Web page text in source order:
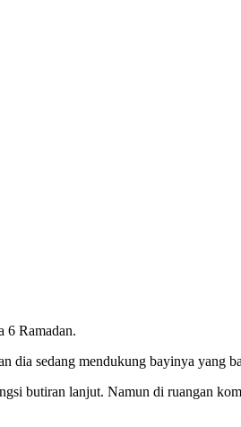
6 Ramadan.
dia sedang mendukung bayinya yang
butiran lanjut. Namun di ruangan